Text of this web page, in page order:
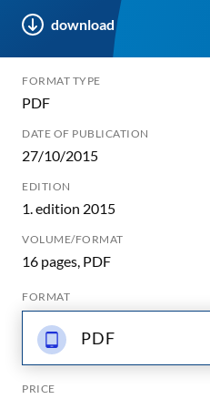
download
FORMAT TYPE
PDF
DATE OF PUBLICATION
27/10/2015
EDITION
1. edition 2015
VOLUME/FORMAT
16 pages, PDF
FORMAT
PDF
PRICE